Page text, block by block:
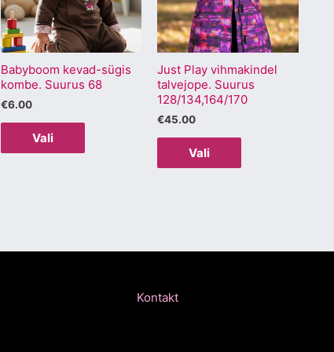
Babyboom kevad-sügis
kombe. Suurus 68
€6.00
Vali
varianti.
Valikuid
saab
teha
tootelehel.
Just Play vihmakindel
talvejope. Suurus
128/134,164/170
€45.00
Vali
varianti.
Valikuid
saab
teha
tootelehel.
Kontakt